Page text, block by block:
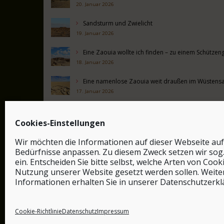
Cookies-Einstellungen
Wir möchten die Informationen auf dieser Webseite
Bedürfnisse anpassen. Zu diesem Zweck setzen wir
ein. Entscheiden Sie bitte selbst, welche Arten von
Nutzung unserer Website gesetzt werden sollen.
Informationen erhalten Sie in unserer
Cookie-RichtlinieDatenschutzImpressum
20. Januar 2026
Sandsturm und Zwielicht
19. Januar 2026
Eine Zaouia wollte ich finden – zu einem
18. Januar 2026
Eine namenlose Zaouia weit draußen im
17. Januar 2026
16. Januar 2026
Sicheldünen nahe Aftisaat
15. Januar 2026
© by safar-reiseblog.de